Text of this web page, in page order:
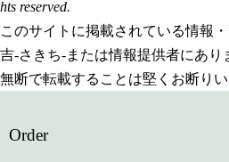
hts reserved.
このサイトに掲載されている情報
吉-さきち-または情報提供者にあり
無断で転載することは堅くお断り
Order